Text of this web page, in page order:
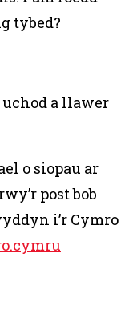
tybed?
a llawer
o siopau ar
post bob
i’r Cymro